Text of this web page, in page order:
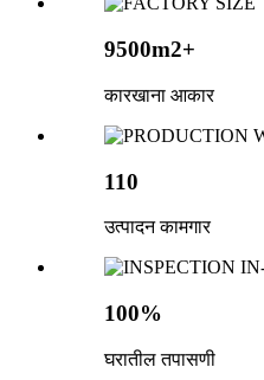
9500m2+
कारखाना आकार
110
उत्पादन कामगार
100%
घरातील तपासणी